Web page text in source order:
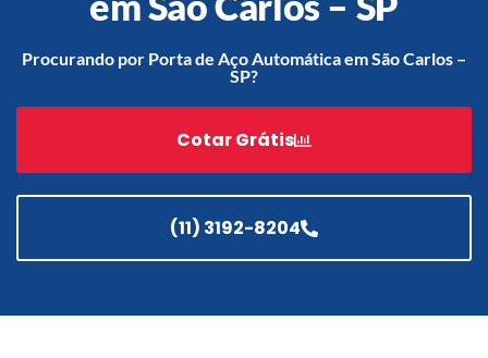
Enrolar em Teresópolis – RJ
Portão de Garagem de
Enrolar em São Pedro da
Aldeia – RJ
Portão de Garagem de
Enrolar em São Gonçalo – RJ
Enrolar em Rio das Ostras –
Procurando por Porta de Aço Automática em São Carlos –
SP?
Cotar Grátis
(11) 3192-8204